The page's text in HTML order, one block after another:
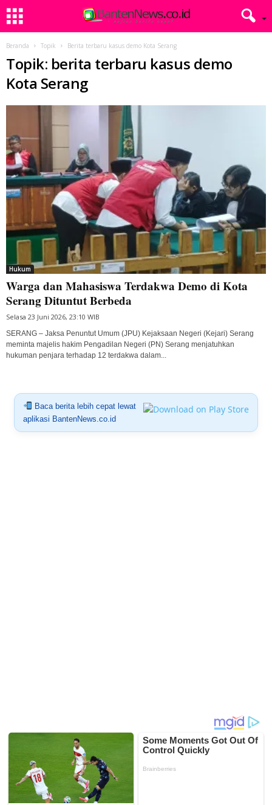
Beranda Topik Berita terbaru kasus demo Kota Serang
Topik: berita terbaru kasus demo
Kota Serang
Hukum
Warga dan Mahasiswa Terdakwa Demo di Kota
Serang Dituntut Berbeda
Selasa 23 Juni 2026, 23:10 WIB
SERANG – Jaksa Penuntut Umum (JPU) Kejaksaan Negeri (Kejari) Serang
meminta majelis hakim Pengadilan Negeri (PN) Serang menjatuhkan
hukuman penjara terhadap 12 terdakwa dalam...
Baca berita lebih cepat lewat
aplikasi BantenNews.co.id